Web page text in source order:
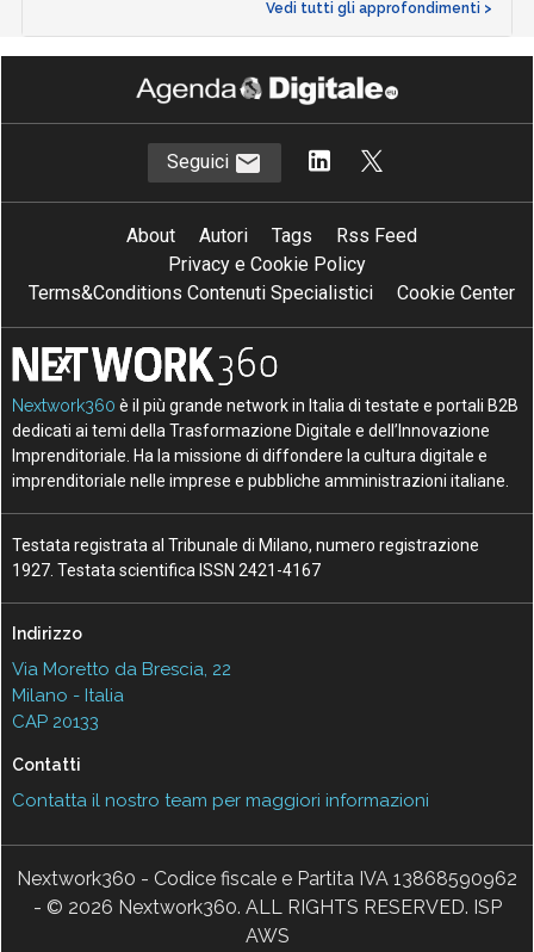
Vedi tutti gli approfondimenti >
Seguici
About Autori Tags
Rss Feed
Privacy e Cookie Policy
Terms&Conditions Contenuti Specialistici
Cookie Center
Nextwork360 è il più grande network in Italia di testate e portali B2B
dedicati ai temi della Trasformazione Digitale e dell’Innovazione
Imprenditoriale. Ha la missione di diffondere la cultura digitale e
imprenditoriale nelle imprese e pubbliche amministrazioni italiane.
Testata registrata al Tribunale di Milano, numero registrazione
1927. Testata scientifica ISSN 2421-4167
Indirizzo
Via Moretto da Brescia, 22
Milano - Italia
CAP 20133
Contatti
Contatta il nostro team per maggiori informazioni
Nextwork360 - Codice fiscale e Partita IVA 13868590962
- © 2026 Nextwork360. ALL RIGHTS RESERVED. ISP
AWS